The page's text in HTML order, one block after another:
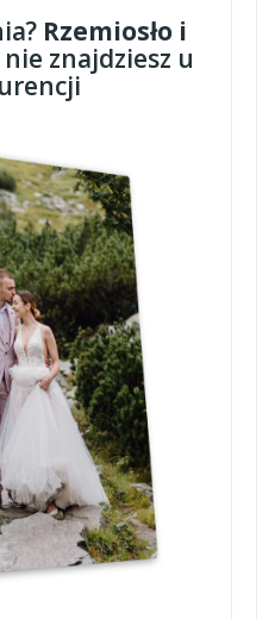
Rzemiosło i
znajdziesz u